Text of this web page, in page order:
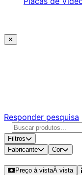
✕
Responder pesquisa
Filtros
Fabricante
Cor
Preço à vistaÀ vista